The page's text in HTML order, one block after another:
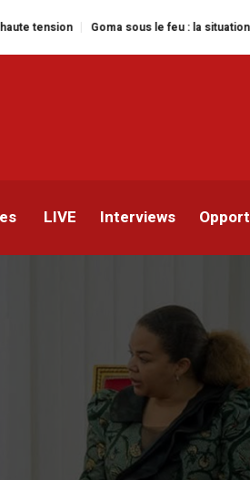
sous le feu : la situation humanitaire se
LIVE Interviews
à
Kainerugaba